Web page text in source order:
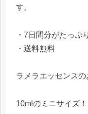
す。
・7日間分がたっぷ
・送料無料
ラメラエッセンス
10mlのミニサイズ！